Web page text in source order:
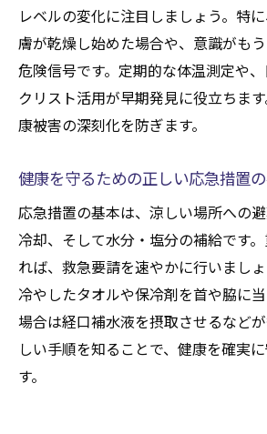
レベルの変化に注目しましょう。特
膚が乾燥し始めた場合や、意識がも
危険信号です。定期的な体温測定や
クリスト活用が早期発見に役立ちま
康被害の深刻化を防ぎます。
健康を守るための正しい応急措置
応急措置の基本は、涼しい場所への避
冷却、そして水分・塩分の補給です
れば、救急要請を速やかに行いましょ
冷やしたタオルや保冷剤を首や脇に
場合は経口補水液を摂取させるなど
しい手順を知ることで、健康を確実
す。